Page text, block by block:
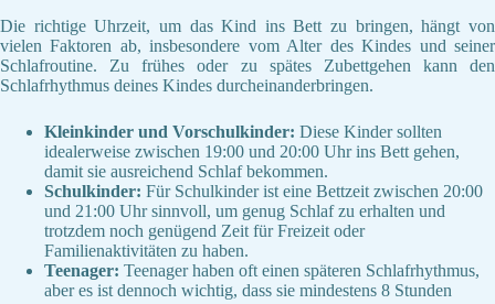
Die richtige Uhrzeit, um das Kind ins Bett zu bringen, hängt von
vielen Faktoren ab, insbesondere vom Alter des Kindes und seiner
Schlafroutine. Zu frühes oder zu spätes Zubettgehen kann den
Schlafrhythmus deines Kindes durcheinanderbringen.
Kleinkinder und Vorschulkinder: Diese Kinder sollten
idealerweise zwischen 19:00 und 20:00 Uhr ins Bett gehen,
damit sie ausreichend Schlaf bekommen.
Schulkinder: Für Schulkinder ist eine Bettzeit zwischen 20:00
und 21:00 Uhr sinnvoll, um genug Schlaf zu erhalten und
trotzdem noch genügend Zeit für Freizeit oder
Familienaktivitäten zu haben.
Teenager: Teenager haben oft einen späteren Schlafrhythmus,
aber es ist dennoch wichtig, dass sie mindestens 8 Stunden